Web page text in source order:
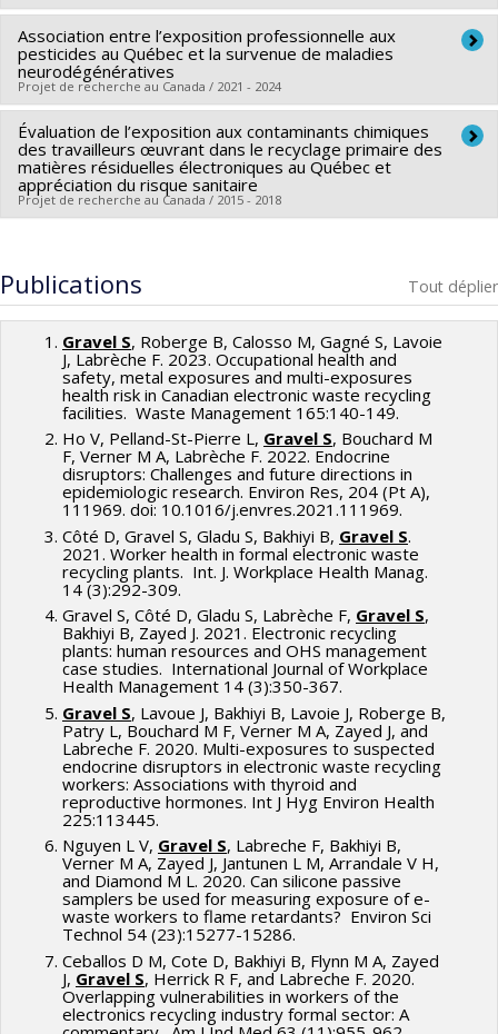
Co-chercheurs : Sabrina Gravel
Association entre l’exposition professionnelle aux
pesticides au Québec et la survenue de maladies
neurodégénératives
Projet de recherche au Canada / 2021 - 2024
Co-chercheurs : Sabrina Gravel
Évaluation de l’exposition aux contaminants chimiques
des travailleurs œuvrant dans le recyclage primaire des
matières résiduelles électroniques au Québec et
appréciation du risque sanitaire
Projet de recherche au Canada / 2015 - 2018
Publications Tout déplier
Gravel S, Roberge B, Calosso M, Gagné S, Lavoie
J, Labrèche F. 2023. Occupational health and
safety, metal exposures and multi-exposures
health risk in Canadian electronic waste recycling
facilities. Waste Management 165:140-149.
Ho V, Pelland-St-Pierre L, Gravel S, Bouchard M
F, Verner M A, Labrèche F. 2022. Endocrine
disruptors: Challenges and future directions in
epidemiologic research. Environ Res, 204 (Pt A),
111969. doi: 10.1016/j.envres.2021.111969.
Côté D, Gravel S, Gladu S, Bakhiyi B, Gravel S.
2021. Worker health in formal electronic waste
recycling plants. Int. J. Workplace Health Manag.
14 (3):292-309.
Gravel S, Côté D, Gladu S, Labrèche F, Gravel S,
Bakhiyi B, Zayed J. 2021. Electronic recycling
plants: human resources and OHS management
case studies. International Journal of Workplace
Health Management 14 (3):350-367.
Gravel S, Lavoue J, Bakhiyi B, Lavoie J, Roberge B,
Patry L, Bouchard M F, Verner M A, Zayed J, and
Labreche F. 2020. Multi-exposures to suspected
endocrine disruptors in electronic waste recycling
workers: Associations with thyroid and
reproductive hormones. Int J Hyg Environ Health
225:113445.
Nguyen L V, Gravel S, Labreche F, Bakhiyi B,
Verner M A, Zayed J, Jantunen L M, Arrandale V H,
and Diamond M L. 2020. Can silicone passive
samplers be used for measuring exposure of e-
waste workers to flame retardants? Environ Sci
Technol 54 (23):15277-15286.
Ceballos D M, Cote D, Bakhiyi B, Flynn M A, Zayed
J, Gravel S, Herrick R F, and Labreche F. 2020.
Overlapping vulnerabilities in workers of the
electronics recycling industry formal sector: A